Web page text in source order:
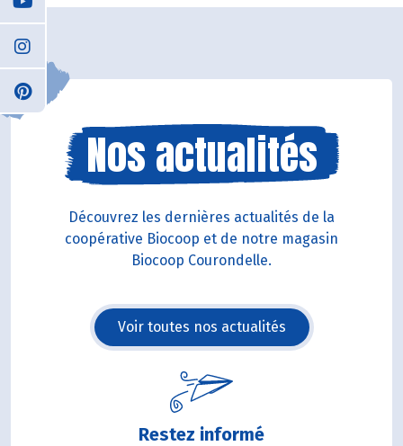
Nos actualités
Découvrez les dernières actualités de la
coopérative Biocoop et de notre magasin
Biocoop Courondelle.
Voir toutes nos actualités
Restez informé